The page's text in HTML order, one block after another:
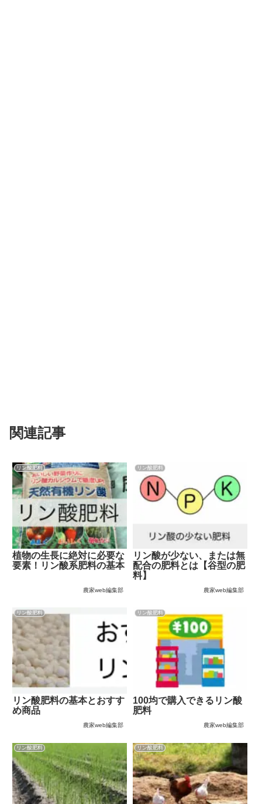
関連記事
リン酸肥料
植物の生長に絶対に必要な
要素！リン酸系肥料の基本
農家web編集部
リン酸肥料
リン酸が少ない、または無
配合の肥料とは【谷型の肥
料】
農家web編集部
リン酸肥料
リン酸肥料の基本とおすす
め商品
農家web編集部
リン酸肥料
100均で購入できるリン酸
肥料
農家web編集部
リン酸肥料 リン酸肥料